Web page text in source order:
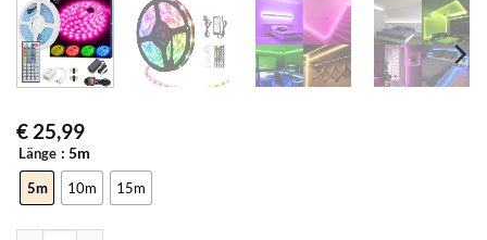
€ 25,99
Länge : 5m
5m 10m 15m